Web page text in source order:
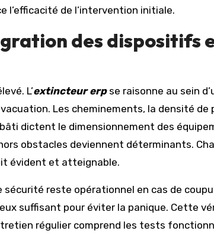
l’efficacité de l’intervention initiale.
des dispositifs
L’extincteur erpse raisonne au sein
Les cheminements, la densité de
dictent le dimensionnement des
obstacles deviennent déterminants.
évident et atteignable.
reste opérationnel en cas de
suffisant pour éviter la panique. Cette
régulier comprend les tests